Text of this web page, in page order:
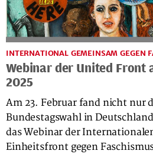
INTERNATIONAL GEMEINSAM GEGEN
Webinar der United Front
2025
Am 23. Februar fand nicht nur
Bundestagswahl in
das Webinar der
Einheitsfront gegen